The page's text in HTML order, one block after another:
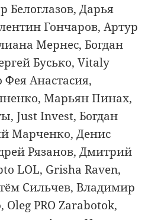
Белоглазов, Дарья
Гончаров, Артур
Мернес, Богдан
Бусько, Vitaly
Анастасия,
Марьян Пинах,
Just Invest, Богдан
Марченко, Денис
Рязанов, Дмитрий
LOL, Grisha Raven,
Сильчев, Владимир
PRO Zarabotok,